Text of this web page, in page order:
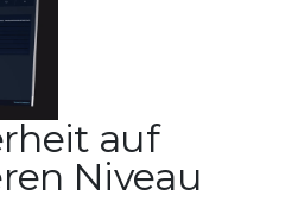
auf
Niveau